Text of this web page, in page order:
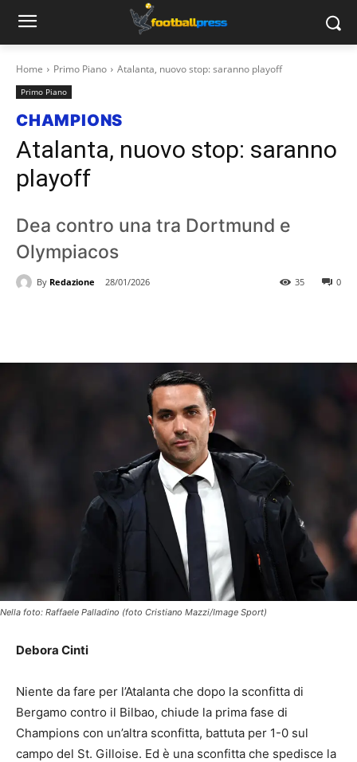
Home Primo Piano Atalanta, nuovo stop: saranno playoff
Primo Piano
CHAMPIONS
Atalanta, nuovo stop: saranno
playoff
Dea contro una tra Dortmund e
Olympiacos
By Redazione 28/01/2026 0
35
Nella foto: Raffaele Palladino (foto Cristiano Mazzi/Image Sport)
Debora Cinti
Niente da fare per l’Atalanta che dopo la sconfitta di
Bergamo contro il Bilbao, chiude la prima fase di
Champions con un’altra sconfitta, battuta per 1-0 sul
campo del St. Gilloise. Ed è una sconfitta che spedisce la